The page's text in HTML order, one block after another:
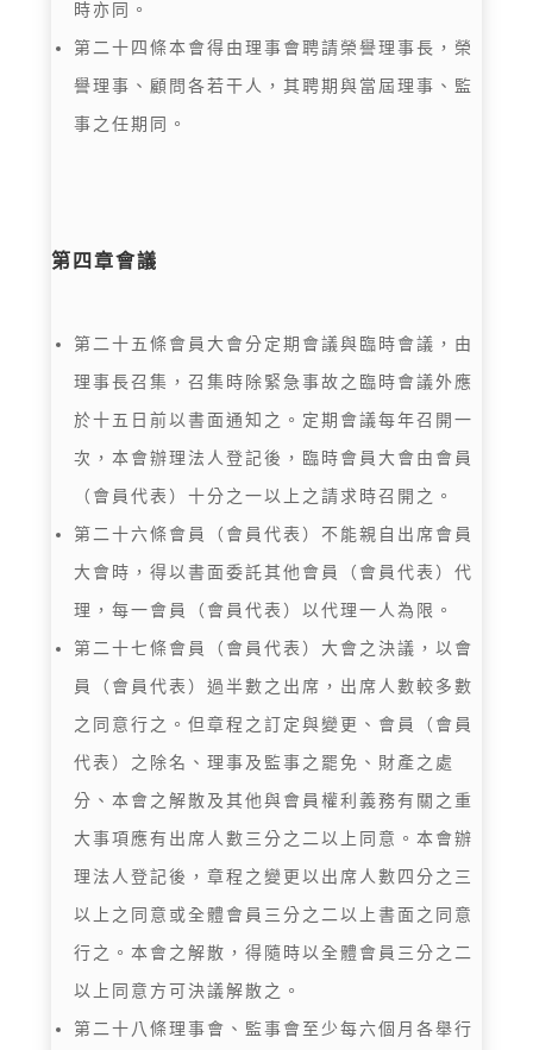
時亦同。
第二十四條本會得由理事會聘請榮譽理事長，榮
譽理事、顧問各若干人，其聘期與當屆理事、監
事之任期同。
第四章會議
第二十五條會員大會分定期會議與臨時會議，由
理事長召集，召集時除緊急事故之臨時會議外應
於十五日前以書面通知之。定期會議每年召開一
次，本會辦理法人登記後，臨時會員大會由會員
（會員代表）十分之一以上之請求時召開之。
第二十六條會員（會員代表）不能親自出席會員
大會時，得以書面委託其他會員（會員代表）代
理，每一會員（會員代表）以代理一人為限。
第二十七條會員（會員代表）大會之決議，以會
員（會員代表）過半數之出席，出席人數較多數
之同意行之。但章程之訂定與變更、會員（會員
代表）之除名、理事及監事之罷免、財產之處
分、本會之解散及其他與會員權利義務有關之重
大事項應有出席人數三分之二以上同意。本會辦
理法人登記後，章程之變更以出席人數四分之三
以上之同意或全體會員三分之二以上書面之同意
行之。本會之解散，得隨時以全體會員三分之二
以上同意方可決議解散之。
第二十八條理事會、監事會至少每六個月各舉行